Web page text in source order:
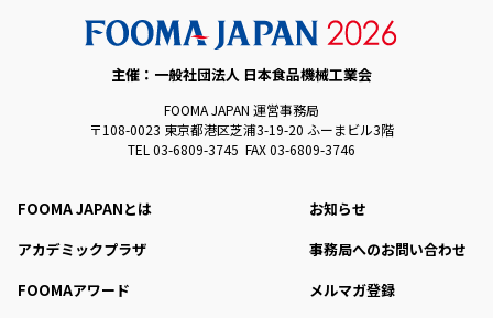
主催：一般社団法人 日本食品機械工業会
FOOMA JAPAN 運営事務局
〒108-0023 東京都港区芝浦3-19-20 ふーまビル3階
TEL 03-6809-3745 FAX 03-6809-3746
FOOMA JAPANとは
アカデミックプラザ
FOOMAアワード
お知らせ
事務局へのお問い合わせ
メルマガ登録